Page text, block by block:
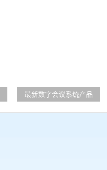
最新数字会议系统产品